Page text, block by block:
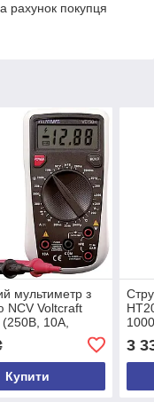
рахунок покупця
мультиметр з
NCV Voltcraft
10А,
Купити
ToС)
3